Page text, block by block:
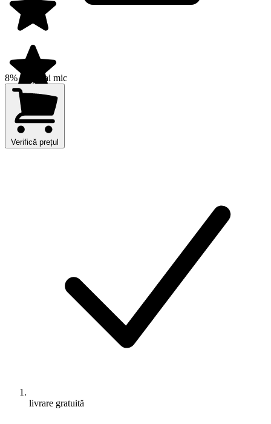
8% preț mai mic
Verifică prețul
livrare gratuită